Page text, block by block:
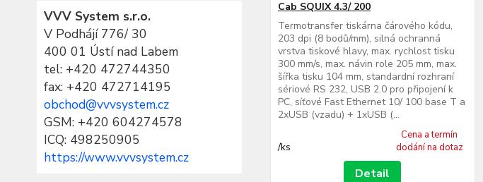
VVV System s.r.o.
V Podhájí 776/ 30
400 01 Ústí nad Labem
tel: +420 472744350
fax: +420 472714195
obchod@vvvsystem.cz
GSM: +420 604274578
ICQ: 498250905
https://www.vvvsystem.cz
Cab SQUIX 4.3/ 200
Termotransfer tiskárna čárového kódu,
203 dpi (8 bodů/mm), silná ochranná
vrstva tiskové hlavy, max. rychlost tisku
300 mm/s, max. návin role 205 mm, max.
šířka tisku 104 mm, standardní rozhraní
sériové RS 232, USB 2.0 pro připojení k
PC, síťové Fast Ethernet 10/ 100 base T a
2xUSB (vzadu) + 1xUSB (...
/ks
Cena a termín
dodání na dotaz
Detail